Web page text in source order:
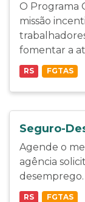
O Programa
missão
fomentar a
RS FGTAS
Seguro-
Agende o
agência
desemprego.
RS FGTAS